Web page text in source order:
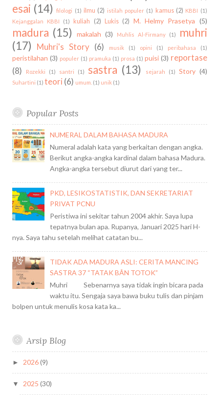
A
U
P
A
H
A
M
H
B
B
A
I
M
U
esai (14) filologi (1) ilmu (2) istilah populer (1) kamus (2) KBBI (1)
Kejanggalan KBBI
(1) kuliah (2) Lukis (2) M. Helmy Prasetya (5)
madura (15) makalah (3) Muhlis Al-Firmany (1)
muhri
(17)
Muhri's Story (6) musik (1) opini (1) peribahasa (1)
peristilahan (3) populer (1) pramuka (1) prosa (1) puisi (3) reportase
(8)
Rozekki (1) santri (1) sastra (13) sejarah (1) Story (4)
Suhartini (1) teori (6) umum. (1) unik (1)
Popular Posts
NUMERAL DALAM BAHASA MADURA
Numeral adalah kata yang berkaitan dengan angka.
Berikut angka-angka kardinal dalam bahasa Madura.
Angka-angka tersebut diurut dari yang ter...
PKD, LESIKOSTATISTIK, DAN SEKRETARIAT
PRIVAT PCNU
Peristiwa ini sekitar tahun 2004 akhir. Saya lupa
tepatnya bulan apa. Rupanya, Januari 2025 hari H-
nya. Saya tahu setelah melihat catatan bu...
TIDAK ADA MADURA ASLI: CERITA MANCING
SASTRA 37 “TATAK BÂN TOTOK”
Muhri Sebenarnya saya tidak ingin bicara pada
waktu itu. Sengaja saya bawa buku tulis dan pinjam
bolpen untuk menulis kosa kata ka...
Arsip Blog
► 2026(9)
▼ 2025 (30)